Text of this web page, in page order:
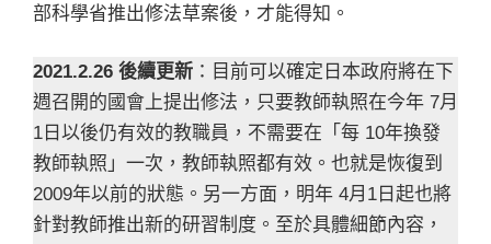
部科學省推出修法草案後，才能得知。
2021.2.26 後續更新 ：目前可以確定日本政府將在下
週召開的國會上提出修法，只要教師執照在今年 7月
1日以後仍有效的教職員，不需要在「每 10年換發
教師執照」一次，教師執照都有效。也就是恢復到
2009年以前的狀態。另一方面，明年 4月1日起也將
針對教師推出新的研習制度。至於具體細節內容，